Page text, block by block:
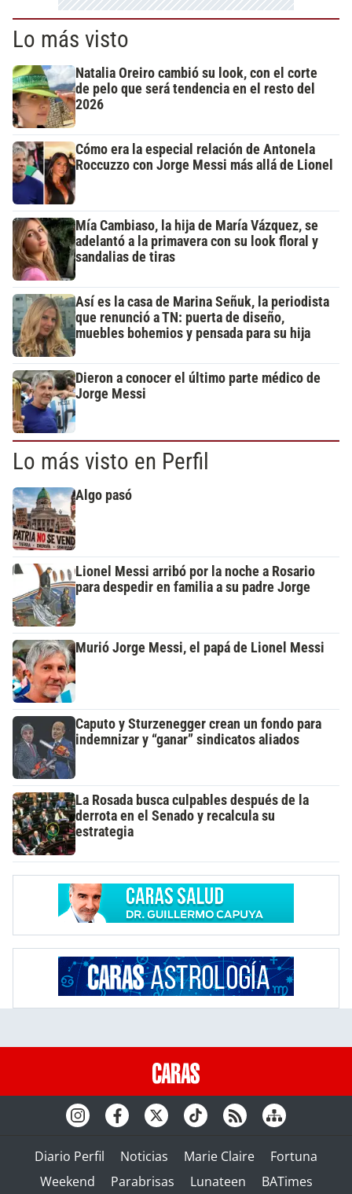
Lo más visto
Natalia Oreiro cambió su look, con el corte
de pelo que será tendencia en el resto del
2026
Cómo era la especial relación de Antonela
Roccuzzo con Jorge Messi más allá de Lionel
Mía Cambiaso, la hija de María Vázquez, se
adelantó a la primavera con su look floral y
sandalias de tiras
Así es la casa de Marina Señuk, la periodista
que renunció a TN: puerta de diseño,
muebles bohemios y pensada para su hija
Dieron a conocer el último parte médico de
Jorge Messi
Lo más visto en Perfil
Algo pasó
Lionel Messi arribó por la noche a Rosario
para despedir en familia a su padre Jorge
Murió Jorge Messi, el papá de Lionel Messi
Caputo y Sturzenegger crean un fondo para
indemnizar y “ganar” sindicatos aliados
La Rosada busca culpables después de la
derrota en el Senado y recalcula su
estrategia
Diario Perfil Noticias Marie Claire
Fortuna
Weekend
Parabrisas Lunateen BATimes